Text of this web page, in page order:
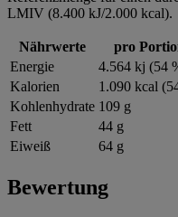
LMIV (8.400 kJ/2.000 kcal).
Nährwerte
pro
Energie
4.564 kj (54
Kalorien
1.090 kcal
Kohlenhydrate 109 g
Fett
44 g
Eiweiß
64 g
Bewertung